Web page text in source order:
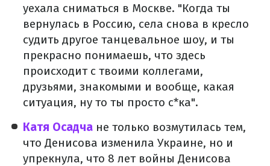
уехала сниматься в Москве. "Когда ты
вернулась в Россию, села снова в кресло
судить другое танцевальное шоу, и ты
прекрасно понимаешь, что здесь
происходит с твоими коллегами,
друзьями, знакомыми и вообще, какая
ситуация, ну то ты просто с*ка".
Катя Осадча не только возмутилась тем,
что Денисова изменила Украине, но и
упрекнула, что 8 лет войны Денисова